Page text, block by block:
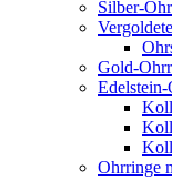
Silber-
Gold-
Ohrringe